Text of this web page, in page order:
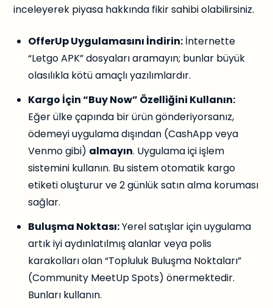
inceleyerek piyasa hakkında fikir sahibi olabilirsiniz.
OfferUp Uygulamasını İndirin: İnternette
“Letgo APK” dosyaları aramayın; bunlar büyük
olasılıkla kötü amaçlı yazılımlardır.
Kargo İçin “Buy Now” Özelliğini Kullanın:
Eğer ülke çapında bir ürün gönderiyorsanız,
ödemeyi uygulama dışından (CashApp veya
Venmo gibi) almayın. Uygulama içi işlem
sistemini kullanın. Bu sistem otomatik kargo
etiketi oluşturur ve 2 günlük satın alma koruması
sağlar.
Buluşma Noktası:Yerel satışlar için uygulama
artık iyi aydınlatılmış alanlar veya polis
karakolları olan “Topluluk Buluşma Noktaları”
(Community MeetUp Spots) önermektedir.
Bunları kullanın.